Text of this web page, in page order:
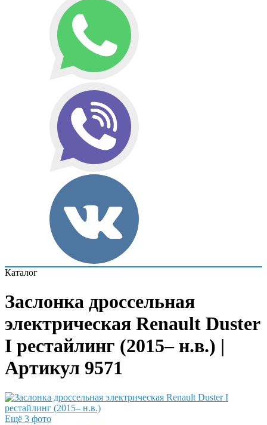
Каталог
Заслонка дроссельная
электрическая Renault Duster
I рестайлинг (2015– н.в.) |
Артикул 9571
Ещё 3 фото